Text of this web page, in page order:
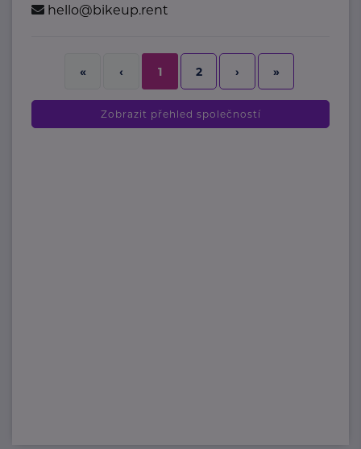
hello@bikeup.rent
« ‹ 1 2 › »
Zobrazit přehled společností